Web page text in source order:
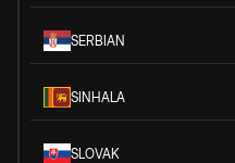
SERBIAN
SINHALA
SLOVAK